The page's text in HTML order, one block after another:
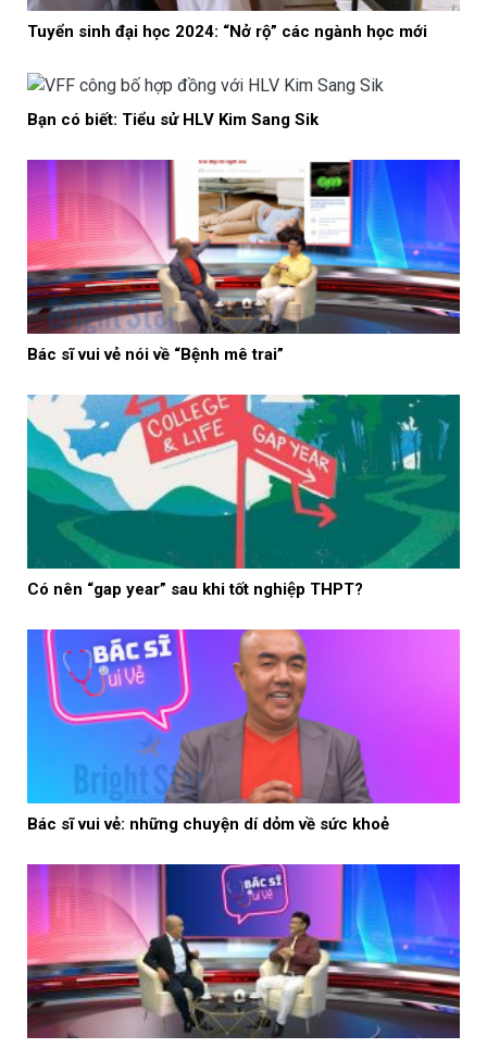
Tuyển sinh đại học 2024: “Nở rộ” các ngành học mới
Bạn có biết: Tiểu sử HLV Kim Sang Sik
Bác sĩ vui vẻ nói về “Bệnh mê trai”
Có nên “gap year” sau khi tốt nghiệp THPT?
Bác sĩ vui vẻ: những chuyện dí dỏm về sức khoẻ